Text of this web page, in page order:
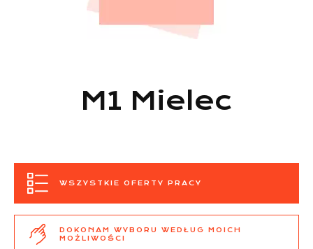
M1 Mielec
WSZYSTKIE OFERTY PRACY
DOKONAM WYBORU WEDŁUG MOICH
MOŻLIWOŚCI